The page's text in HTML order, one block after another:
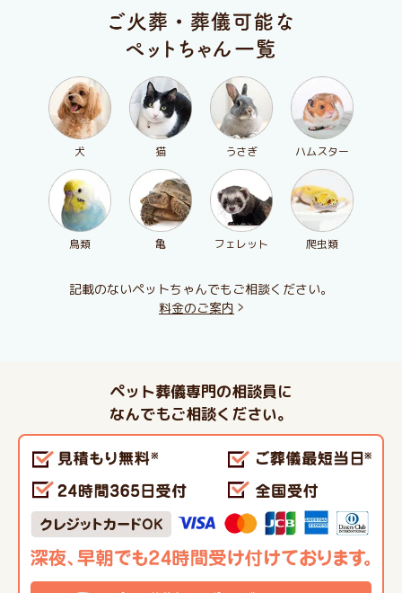
犬 猫 うさぎ ハムスター
鳥類 亀 フェレット 爬虫類
記載のないペットちゃんでもご相談ください。
料金のご案内
ペット葬儀専門の相談員に
なんでもご相談ください。